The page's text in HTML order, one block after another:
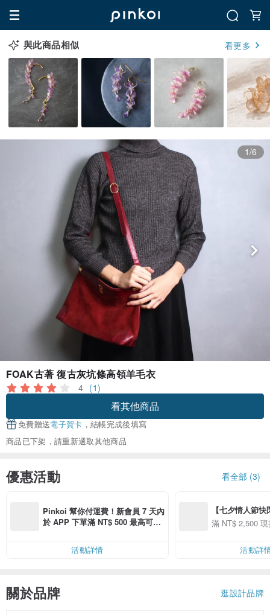
與此商品相似 看更多
1/6
FOAK古著 復古灰坑條高領羊毛衣
4 (1)
看其他商品
免費贈送電子賀卡 ，結帳完成後填寫
商品已下架，請重新選取其他商品
優惠活動 看全部 (3)
Pinkoi 幫你付運費！新會員 7 天內
於 APP 下單滿 NT$ 500 最高可折
活動詳情
【七夕情人節
用 APP 購買任
00 現折 NT$100
滿 NT$ 2,500
活動詳
關於品牌 逛設計品牌